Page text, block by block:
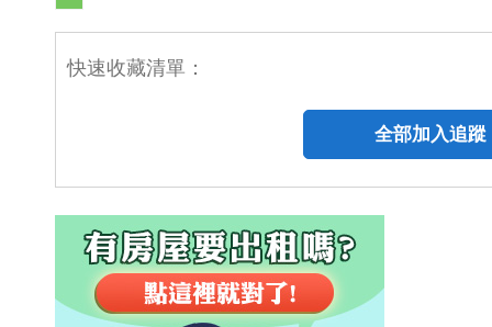
快速收藏清單：
全部加入追蹤